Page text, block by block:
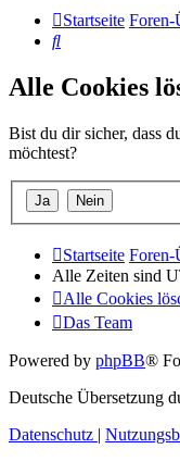
Startseite Foren-
Suche
Alle Cookies
Bist du dir sicher, dass
möchtest?
Startseite Foren-
Alle Zeiten sind
Alle Cookies
Das Team
Powered by phpBB®
Deutsche Übersetzung
Datenschutz |